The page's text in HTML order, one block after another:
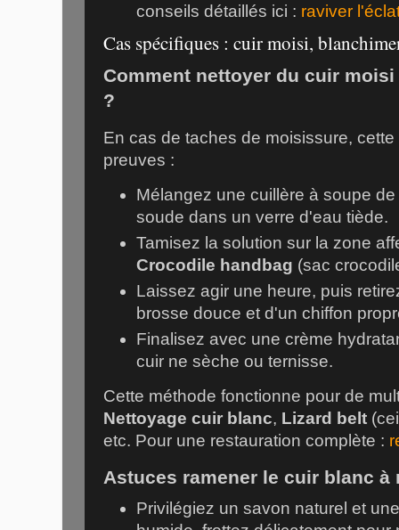
conseils détaillés ici : raviver
Cas spécifiques : cuir moisi,
Comment nettoyer du cuir
?
En cas de taches de moisissure,
preuves :
Mélangez une cuillère à soupe
soude dans un verre d'eau tiède.
Tamisez la solution sur la zone
Crocodile handbag (sac
Laissez agir une heure, puis
brosse douce et d'un chiffon
Finalisez avec une crème
cuir ne sèche ou ternisse.
Cette méthode fonctionne pour de
Nettoyage cuir blanc, Lizard belt
etc. Pour une restauration complète :
Astuces ramener le cuir blanc à
Privilégiez un savon naturel et